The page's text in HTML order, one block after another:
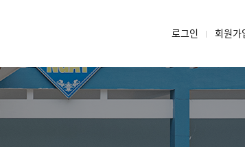
로그인 회원가